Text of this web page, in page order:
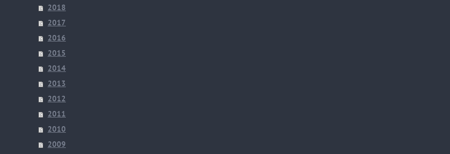
2018
2017
2016
2015
2014
2013
2012
2011
2010
2009